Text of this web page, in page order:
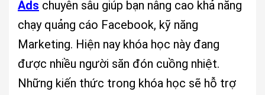
Ads chuyên sâu giúp bạn nâng cao khả năng
chạy quảng cáo Facebook, kỹ năng
Marketing. Hiện nay khóa học này đang
được nhiều người săn đón cuồng nhiệt.
Những kiến thức trong khóa học sẽ hỗ trợ